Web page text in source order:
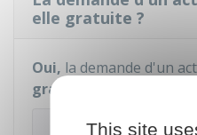
elle gratuite ?
Oui, la demande d'un
gratuite
Attention
This site